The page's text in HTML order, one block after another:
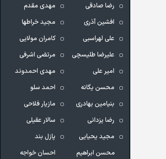
رضا صادقی
مهدی مقدم
افشین آذری
مجید خراطها
علی لهراسبی
کامران مولایی
علیرضا طلیسچی
مرتضی اشرفی
امیر علی
مهدی احمدوند
محسن یگانه
احمد سلو
بنیامین بهادری
مازیار فلاحی
رضا یزدانی
سالار عقیلی
مجید یحیایی
پازل بند
محسن ابراهیم
احسان خواجه